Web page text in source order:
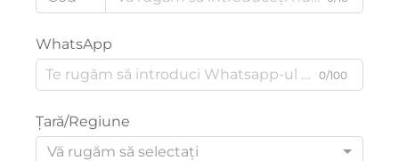
WhatsApp
0/100
Țară/Regiune
Vă rugăm să selectați